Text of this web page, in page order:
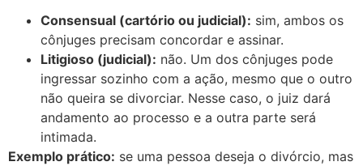
Consensual (cartório ou judicial): sim, ambos os
cônjuges precisam concordar e assinar.
Litigioso (judicial): não. Um dos cônjuges pode
ingressar sozinho com a ação, mesmo que o outro
não queira se divorciar. Nesse caso, o juiz dará
andamento ao processo e a outra parte será
intimada.
Exemplo prático: se uma pessoa deseja o divórcio, mas